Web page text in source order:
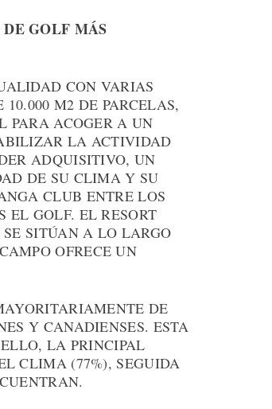
GOLF MÁS
CON VARIAS
M2 DE PARCELAS,
PARA ACOGER A UN
LA ACTIVIDAD
ADQUISITIVO, UN
DE SU CLIMA Y SU
CLUB ENTRE LOS
EL GOLF. EL RESORT
SE SITÚAN A LO LARGO
OFRECE UN
DE
Y CANADIENSES. ESTA
LA PRINCIPAL
CLIMA (77%), SEGUIDA